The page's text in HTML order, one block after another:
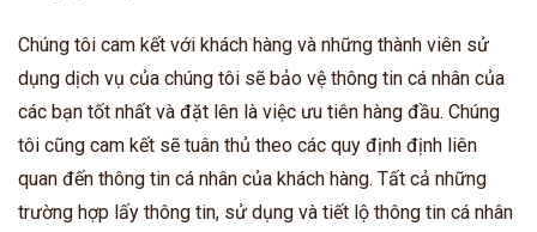
Chúng tôi cam kết với khách hàng và những thành viên sử
dụng dịch vụ của chúng tôi sẽ bảo vệ thông tin cá nhân của
các bạn tốt nhất và đặt lên là việc ưu tiên hàng đầu. Chúng
tôi cũng cam kết sẽ tuân thủ theo các quy định định liên
quan đến thông tin cá nhân của khách hàng. Tất cả những
trường hợp lấy thông tin, sử dụng và tiết lộ thông tin cá nhân